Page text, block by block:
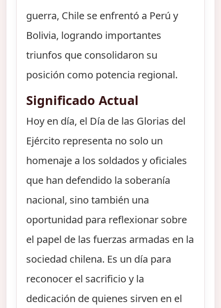
guerra, Chile se enfrentó a Perú y
Bolivia, logrando importantes
triunfos que consolidaron su
posición como potencia regional.
Significado Actual
Hoy en día, el Día de las Glorias del
Ejército representa no solo un
homenaje a los soldados y oficiales
que han defendido la soberanía
nacional, sino también una
oportunidad para reflexionar sobre
el papel de las fuerzas armadas en la
sociedad chilena. Es un día para
reconocer el sacrificio y la
dedicación de quienes sirven en el